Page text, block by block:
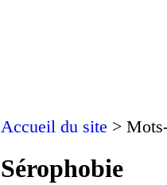
Accueil du site >
Sérophobie